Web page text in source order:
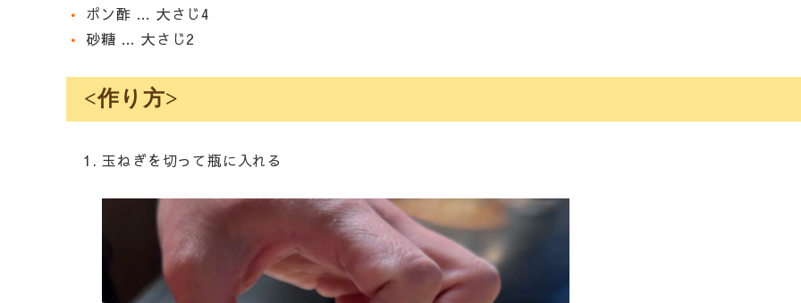
• ポン酢 … 大さじ4
• 砂糖 … 大さじ2
<作り方>
玉ねぎを切って瓶に入れる